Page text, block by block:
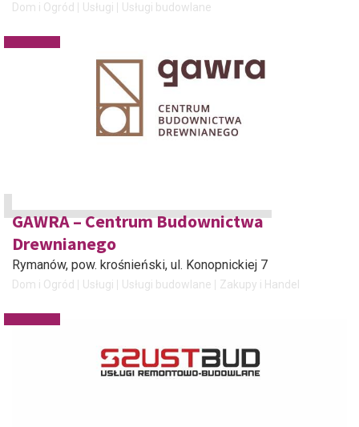
Dom i Ogród Usługi Usługi budowlane
GAWRA – Centrum Budownictwa
Drewnianego
Rymanów, pow. krośnieński, ul. Konopnickiej 7
Dom i Ogród Usługi Usługi budowlane Zakupy i Handel